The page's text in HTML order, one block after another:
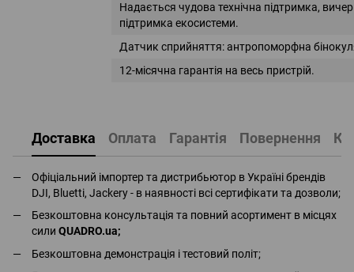
Надається чудова технічна підтримка,
підтримка екосистеми.
Датчик сприйняття: антропоморфна
12-місячна гарантія на весь пристрій.
Доставка Оплата Гарантія Повернення
Офіціальний імпортер та дистрибьютор в Україні брендів
DJI, Bluetti, Jackery - в наявності всі сертифікати та дозволи;
Безкоштовна консультація та повний асортимент в місцях
сили QUADRO.ua;
Безкоштовна демонстрація і тестовий політ;